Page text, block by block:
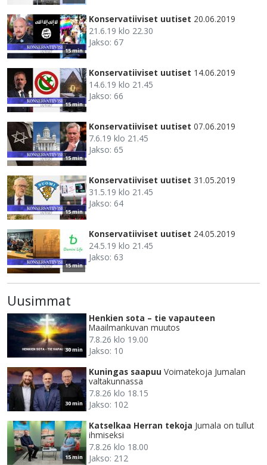
15 min
Konservatiiviset uutiset 20.06.2019
21.6.19 klo 22.30
Jakso: 67
15 min
Konservatiiviset uutiset 14.06.2019
14.6.19 klo 21.45
Jakso: 66
15 min
Konservatiiviset uutiset 07.06.2019
7.6.19 klo 21.45
Jakso: 65
15 min
Konservatiiviset uutiset 31.05.2019
31.5.19 klo 21.45
Jakso: 64
15 min
Konservatiiviset uutiset 24.05.2019
24.5.19 klo 21.45
Jakso: 63
Uusimmat
30 min
Henkien sota – tie vapauteen
Maailmankuvan muutos
7.8.26 klo 19.00
Jakso: 10
30 min
Kuningas saapuu Voimatekoja Jumalan
valtakunnassa
7.8.26 klo 18.15
Jakso: 102
15 min
Katselkaa Herran tekoja Jumala on tullut
ihmiseksi
7.8.26 klo 18.00
Jakso: 212